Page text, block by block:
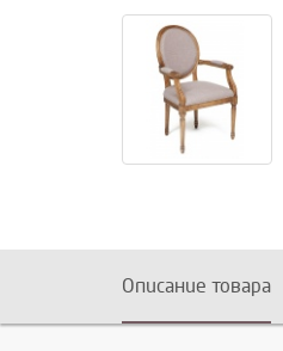
Описание товара